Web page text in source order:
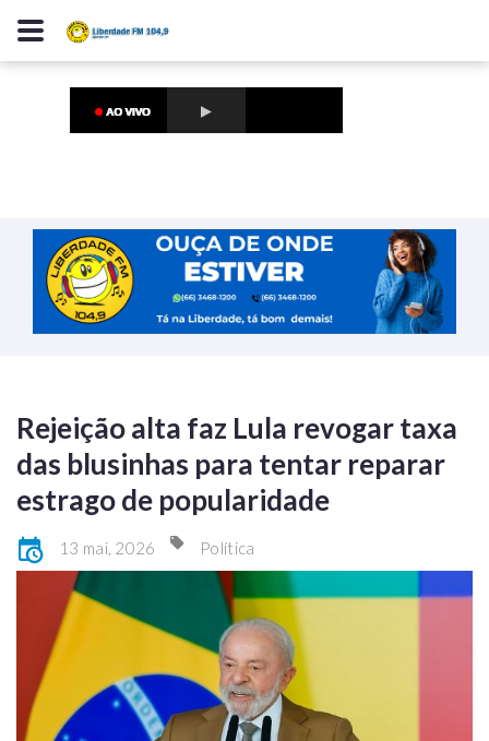
Rejeição alta faz Lula revogar taxa
das blusinhas para tentar reparar
estrago de popularidade
13 mai, 2026 Política